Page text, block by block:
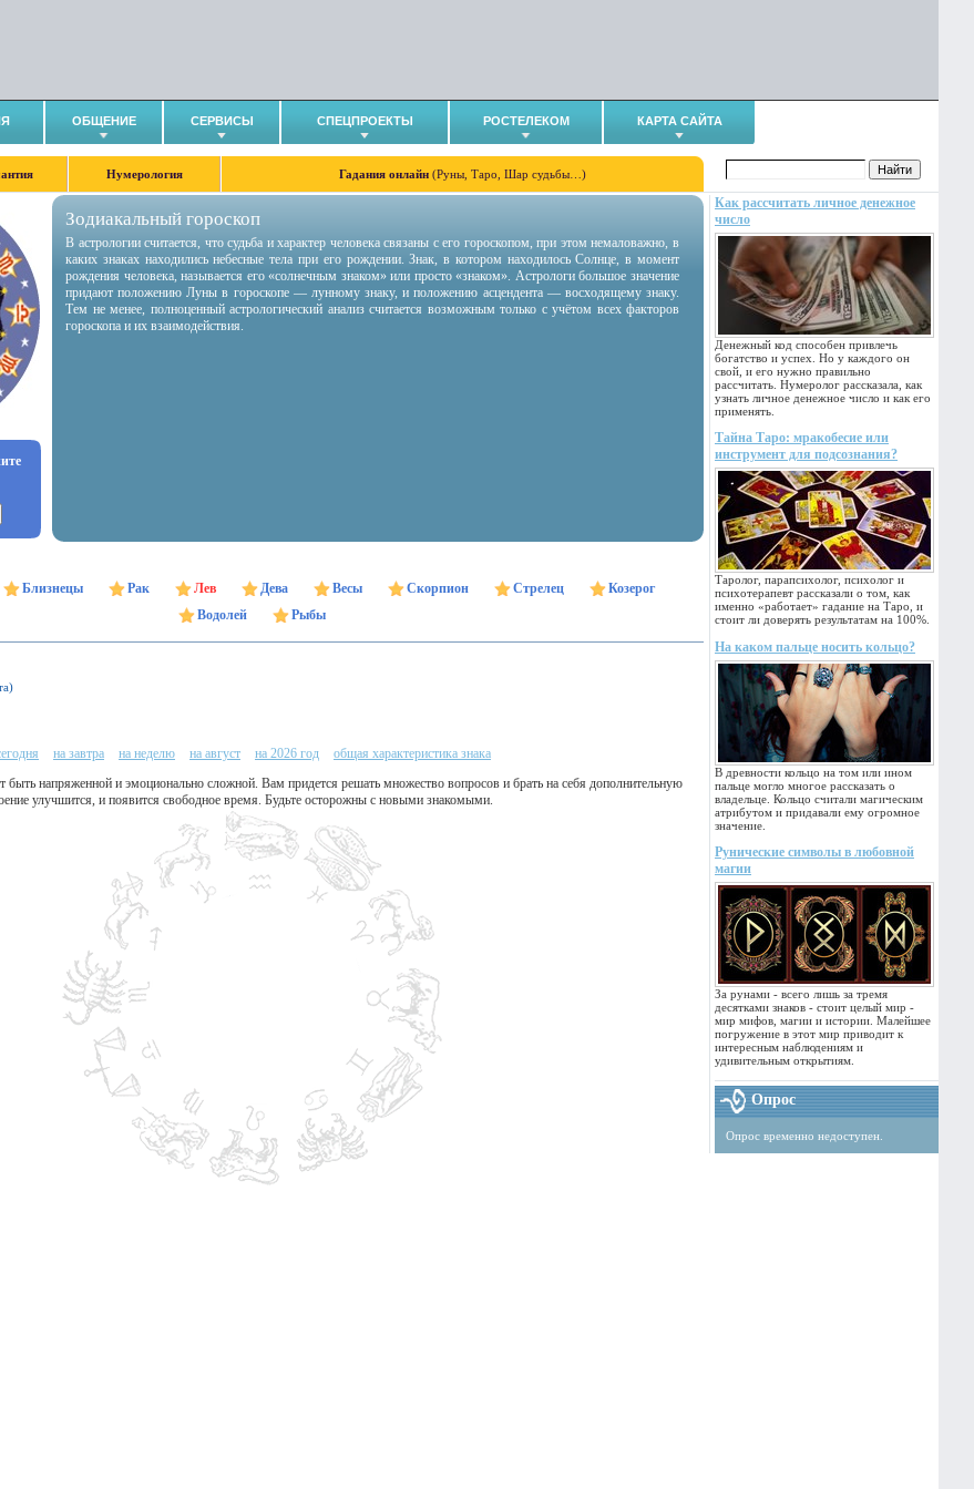
ОБЩЕНИЕ СЕРВИСЫ СПЕЦПРОЕКТЫ РОСТЕЛЕКОМ КАРТА САЙТА
Нумерология Гадания онлайн (Руны, Таро, Шар судьбы…)
Как рассчитать личное денежное
число
Денежный код способен привлечь
богатство и успех. Но у каждого он
свой, и его нужно правильно
рассчитать. Нумеролог рассказала, как
узнать личное денежное число и как его
применять.
Тайна Таро: мракобесие или
инструмент для подсознания?
Таролог, парапсихолог, психолог и
психотерапевт рассказали о том, как
именно «работает» гадание на Таро, и
стоит ли доверять результатам на 100%.
На каком пальце носить кольцо?
В древности кольцо на том или ином
пальце могло многое рассказать о
владельце. Кольцо считали магическим
атрибутом и придавали ему огромное
значение.
Рунические символы в любовной
магии
За рунами - всего лишь за тремя
десятками знаков - стоит целый мир -
мир мифов, магии и истории. Малейшее
погружение в этот мир приводит к
интересным наблюдениям и
удивительным открытиям.
Опрос
Опрос временно недоступен.
Зодиакальный гороскоп
В астрологии считается, что судьба и характер человека связаны с его гороскопом, при этом немаловажно, в
каких знаках находились небесные тела при его рождении. Знак, в котором находилось Солнце, в момент
рождения человека, называется его «солнечным знаком» или просто «знаком». Астрологи большое значение
придают положению Луны в гороскопе — лунному знаку, и положению асцендента — восходящему знаку.
Тем не менее, полноценный астрологический анализ считается возможным только с учётом всех факторов
гороскопа и их взаимодействия.
Близнецы Рак Лев Дева Весы Скорпион Стрелец
Козерог
Водолей
Рыбы
на завтра на неделю на август на 2026 год
общая характеристика знака
напряженной и эмоционально сложной. Вам придется решать множество вопросов и брать на себя дополнительную
улучшится, и появится свободное время. Будьте осторожны с новыми знакомыми.